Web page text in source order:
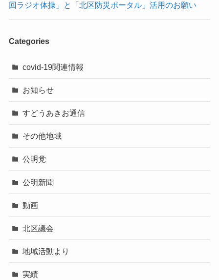
回ラジオ体操」と「北区防災ポータル」活用のお願い
Categories
covid-19関連情報
お知らせ
すどうあきお通信
その他地域
公明党
公明新聞
動画
北区議会
地域活動より
実績